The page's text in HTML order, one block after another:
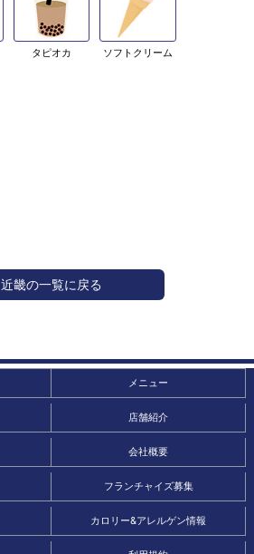
タピオカ ソフトクリーム
近畿の一覧に戻る
メニュー
店舗紹介
会社概要
フランチャイズ募集
カロリー&アレルゲン情報